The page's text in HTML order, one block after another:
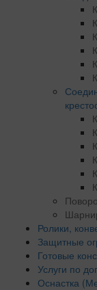
Ролики,
Защитные
Готовые
Услуги по
Оснастка